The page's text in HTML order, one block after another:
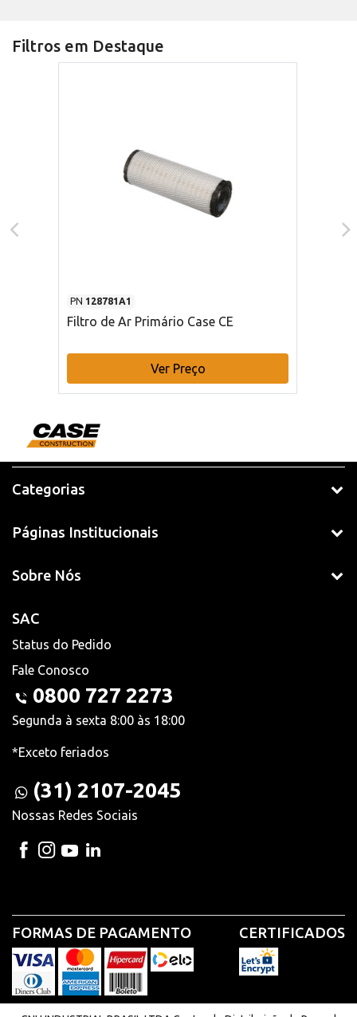
Filtros em Destaque
PN 128781A1
Filtro de Ar Primário Case CE
Ver Preço
Categorias
Páginas Institucionais
Sobre Nós
SAC
Status do Pedido
Fale Conosco
0800 727 2273
Segunda à sexta 8:00 às 18:00
*Exceto feriados
(31) 2107-2045
Nossas Redes Sociais
FORMAS DE PAGAMENTO CERTIFICADOS